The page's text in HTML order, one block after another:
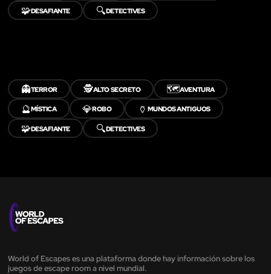
🧩DESAFIANTE 🔍DETECTIVES
👻TERROR 🕵️ALTO SECRETO 🗺️AVENTURA
🔮MÍSTICA 💎ROBO 🏺 MUNDOS ANTIGUOS
🧩DESAFIANTE 🔍DETECTIVES
World of Escapes es una plataforma donde hay información sobre los
juegos de escape room a nivel mundial.